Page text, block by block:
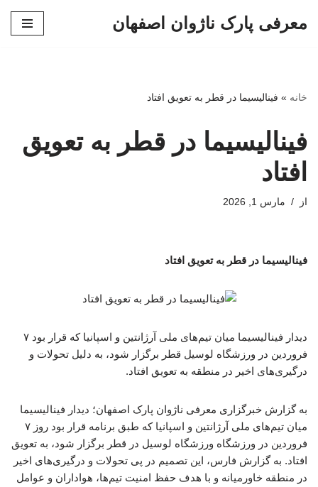
معرفی پارک ناژوان اصفهان
خانه » فینالیسیما در قطر به تعویق افتاد
فینالیسیما در قطر به تعویق
افتاد
از مارس 1, 2026
فینالیسیما در قطر به تعویق افتاد
دیدار فینالیسیما میان تیم‌های ملی آرژانتین و اسپانیا که قرار بود ۷
فروردین در ورزشگاه لوسیل قطر برگزار شود، به دلیل تحولات و
درگیری‌های اخیر در منطقه به تعویق افتاد.
به گزارش خبرگزاری معرفی ناژوان پارک اصفهان؛ دیدار فینالیسیما
میان تیم‌های ملی آرژانتین و اسپانیا که طبق برنامه قرار بود روز ۷
فروردین در ورزشگاه ورزشگاه لوسیل در قطر برگزار شود، به تعویق
افتاد. به گزارش فارس، این تصمیم در پی تحولات و درگیری‌های اخیر
در منطقه خاورمیانه و با هدف حفظ امنیت تیم‌ها، هواداران و عوامل